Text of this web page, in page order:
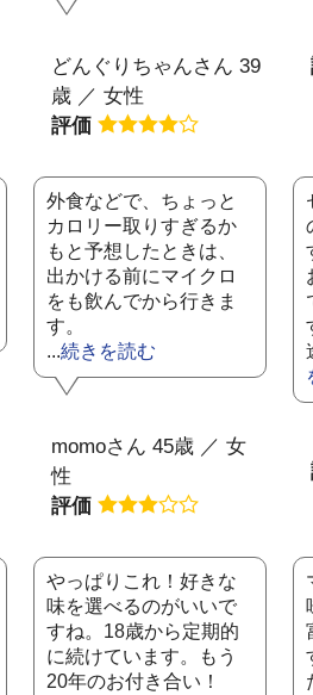
どんぐりちゃんさん 39
歳 ／ 女性
評価
外食などで、ちょっと
カロリー取りすぎるか
もと予想したときは、
出かける前にマイクロ
をも飲んでから行きま
す。
...続きを読む
momoさん 45歳 ／ 女
性
評価
やっぱりこれ！好きな
味を選べるのがいいで
すね。18歳から定期的
に続けています。もう
20年のお付き合い！